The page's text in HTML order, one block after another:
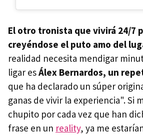
El otro tronista que vivirá 24/7
creyéndose el puto amo del
realidad necesita mendigar
ligar esÁlex Bernardos, un
que ha declarado un súper
ganas de vivir la experiencia". Si
chupito por cada vez que han
frase en un reality, ya me